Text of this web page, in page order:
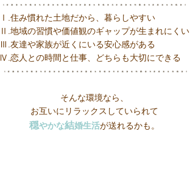
Ⅰ.住み慣れた土地だから、暮らしやすい
Ⅱ.地域の習慣や価値観のギャップが生まれにくい
Ⅲ.友達や家族が近くにいる安心感がある
Ⅳ.恋人との時間と仕事、どちらも大切にできる
そんな環境なら、
お互いにリラックスしていられて
穏やかな結婚生活が送れるかも。